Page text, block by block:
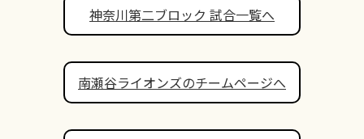
神奈川第二ブロック 試合一覧へ
南瀬谷ライオンズのチームページへ